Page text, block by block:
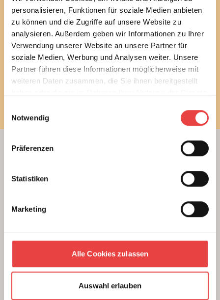
personalisieren, Funktionen für soziale Medien anbieten
zu können und die Zugriffe auf unsere Website zu
analysieren. Außerdem geben wir Informationen zu Ihrer
Verwendung unserer Website an unsere Partner für
soziale Medien, Werbung und Analysen weiter. Unsere
Partner führen diese Informationen möglicherweise mit
weiteren Daten zusammen, die Sie ihnen bereitgestellt
Notwendig
Präferenzen
Statistiken
Marketing
Alle Cookies zulassen
Auswahl erlauben
Ich habe dieDatenschutzbestimmungengelesen
und stimme diesen zu.
E-Mail
Newsletter bestellen
Unterstützung beim Hausbau
Wer sind unsere Experten